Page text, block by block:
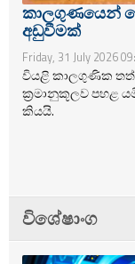
කාලගුණයෙන්
අඩුවීමක්
Friday, 31 July 2026
වියළි කාලගුණික
ක්‍රමානුකූලව පහළ
කියයි.
විශේෂාංග